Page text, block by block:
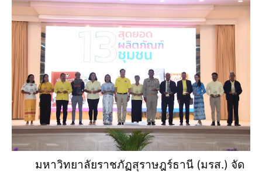
มหาวิทยาลัยราชภัฏสุราษฎร์ธานี (มรส.) จัด